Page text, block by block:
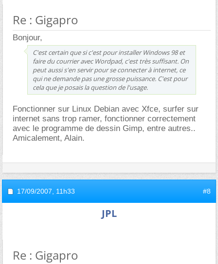
Re : Gigapro
Bonjour,
C'est certain que si c'est pour installer Windows 98 et
faire du courrier avec Wordpad, c'est très suffisant. On
peut aussi s'en servir pour se connecter à internet, ce
qui ne demande pas une grosse puissance. C'est pour
cela que je posais la question de l'usage.
Fonctionner sur Linux Debian avec Xfce, surfer sur
internet sans trop ramer, fonctionner correctement
avec le programme de dessin Gimp, entre autres..
Amicalement, Alain.
17/09/2007, 11h33 #8
JPL
Re : Gigapro